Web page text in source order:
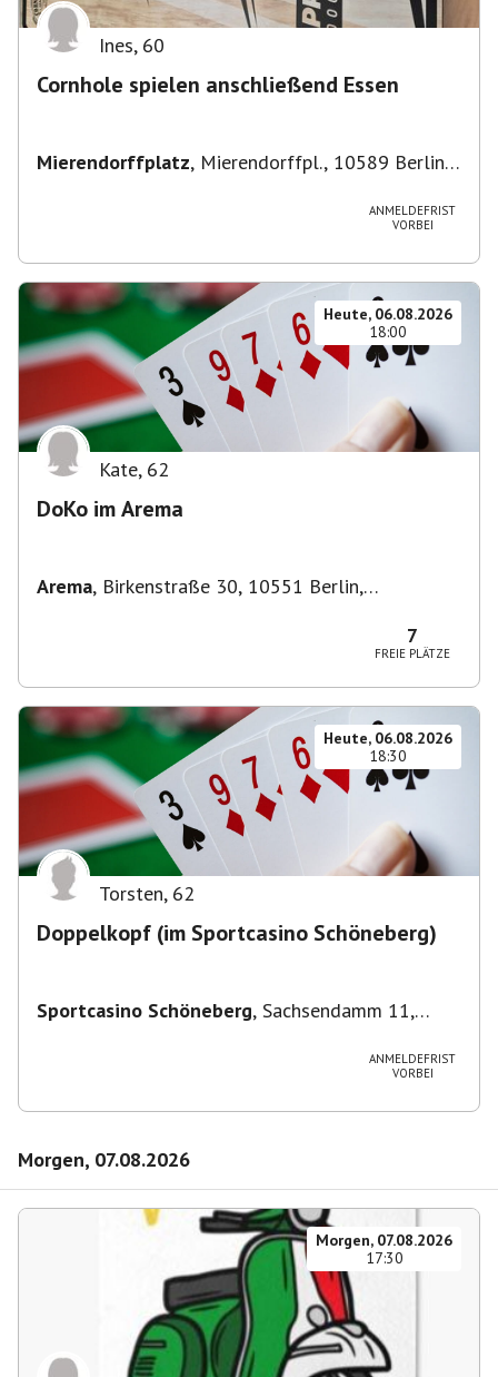
Ines, 60
Cornhole spielen anschließend Essen
Mierendorffplatz, Mierendorffpl., 10589 Berlin-
ANMELDEFRIST
VORBEI
Heute, 06.08.2026
18:00
Kate, 62
DoKo im Arema
Arema, Birkenstraße 30, 10551 Berlin,
7
FREIE PLÄTZE
Heute, 06.08.2026
18:30
Torsten, 62
Doppelkopf (im Sportcasino Schöneberg)
Sportcasino Schöneberg, Sachsendamm 11,
ANMELDEFRIST
VORBEI
Morgen, 07.08.2026
Morgen, 07.08.2026
17:30